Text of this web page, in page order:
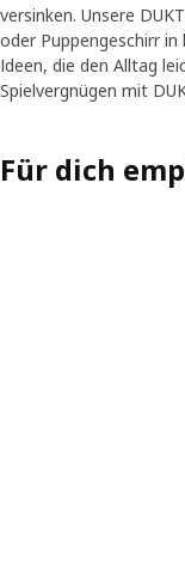
versinken. Unsere
oder Puppengeschirr
Ideen, die den Alltag
Spielvergnügen mit
Für dich